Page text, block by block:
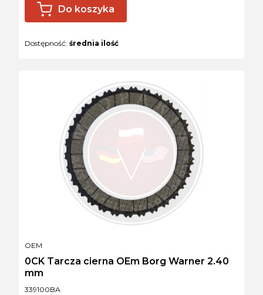
Do koszyka
Dostępność: średnia ilość
Kod produktu
339100BA
0CK Tarcza cierna OEm Borg Warner 2.40
mm
PRODUCENT
OEM